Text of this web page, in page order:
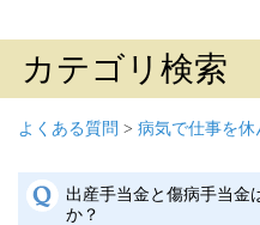
カテゴリ検索
よくある質問 > 病気で仕事を休
出産手当金と傷病手当金
か？